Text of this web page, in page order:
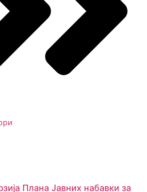
Плана Јавних набавки за